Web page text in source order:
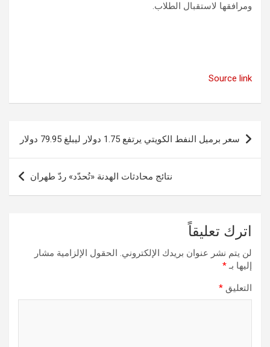
ومرافقها لاستقبال الطلاب.
Source link
تصفّح
المقالات
سعر برميل النفط الكويتي يرتفع 1.75 دولار ليبلغ 79.95 دولار
نتائج محادثات الهدنة «تُحدّد» ردّ طهران
اترك تعليقاً
لن يتم نشر عنوان بريدك الإلكتروني. الحقول الإلزامية مشار
إليها بـ*
التعليق *